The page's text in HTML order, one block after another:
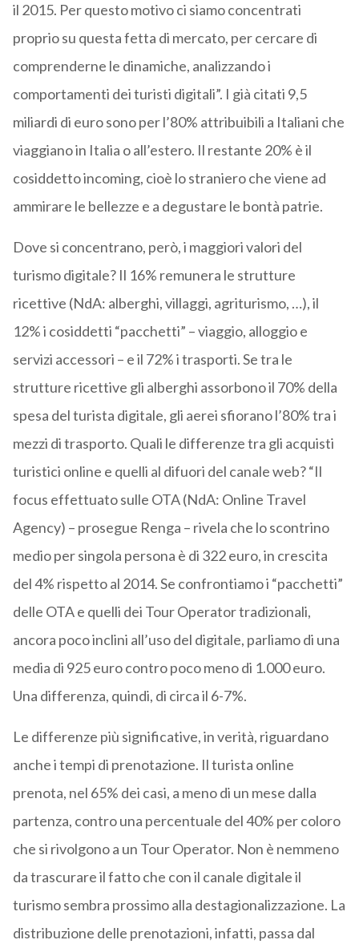
il 2015. Per questo motivo ci siamo concentrati
proprio su questa fetta di mercato, per cercare di
comprenderne le dinamiche, analizzando i
comportamenti dei turisti digitali”. I già citati 9,5
miliardi di euro sono per l’80% attribuibili a Italiani che
viaggiano in Italia o all’estero. Il restante 20% è il
cosiddetto incoming, cioè lo straniero che viene ad
ammirare le bellezze e a degustare le bontà patrie.
Dove si concentrano, però, i maggiori valori del
turismo digitale? Il 16% remunera le strutture
ricettive (NdA: alberghi, villaggi, agriturismo, …), il
12% i cosiddetti “pacchetti” – viaggio, alloggio e
servizi accessori – e il 72% i trasporti. Se tra le
strutture ricettive gli alberghi assorbono il 70% della
spesa del turista digitale, gli aerei sfiorano l’80% tra i
mezzi di trasporto. Quali le differenze tra gli acquisti
turistici online e quelli al difuori del canale web? “Il
focus effettuato sulle OTA (NdA: Online Travel
Agency) – prosegue Renga – rivela che lo scontrino
medio per singola persona è di 322 euro, in crescita
del 4% rispetto al 2014. Se confrontiamo i “pacchetti”
delle OTA e quelli dei Tour Operator tradizionali,
ancora poco inclini all’uso del digitale, parliamo di una
media di 925 euro contro poco meno di 1.000 euro.
Una differenza, quindi, di circa il 6-7%.
Le differenze più significative, in verità, riguardano
anche i tempi di prenotazione. Il turista online
prenota, nel 65% dei casi, a meno di un mese dalla
partenza, contro una percentuale del 40% per coloro
che si rivolgono a un Tour Operator. Non è nemmeno
da trascurare il fatto che con il canale digitale il
turismo sembra prossimo alla destagionalizzazione. La
distribuzione delle prenotazioni, infatti, passa dal